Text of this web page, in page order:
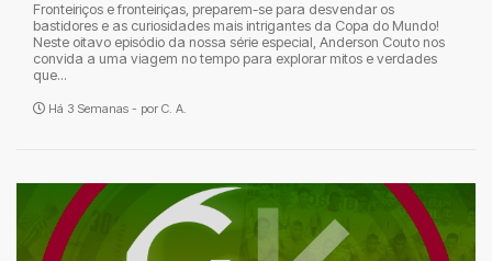
Fronteiriços e fronteiriças, preparem-se para desvendar os
bastidores e as curiosidades mais intrigantes da Copa do Mundo!
Neste oitavo episódio da nossa série especial, Anderson Couto nos
convida a uma viagem no tempo para explorar mitos e verdades
que...
Há 3 Semanas - por C. A.